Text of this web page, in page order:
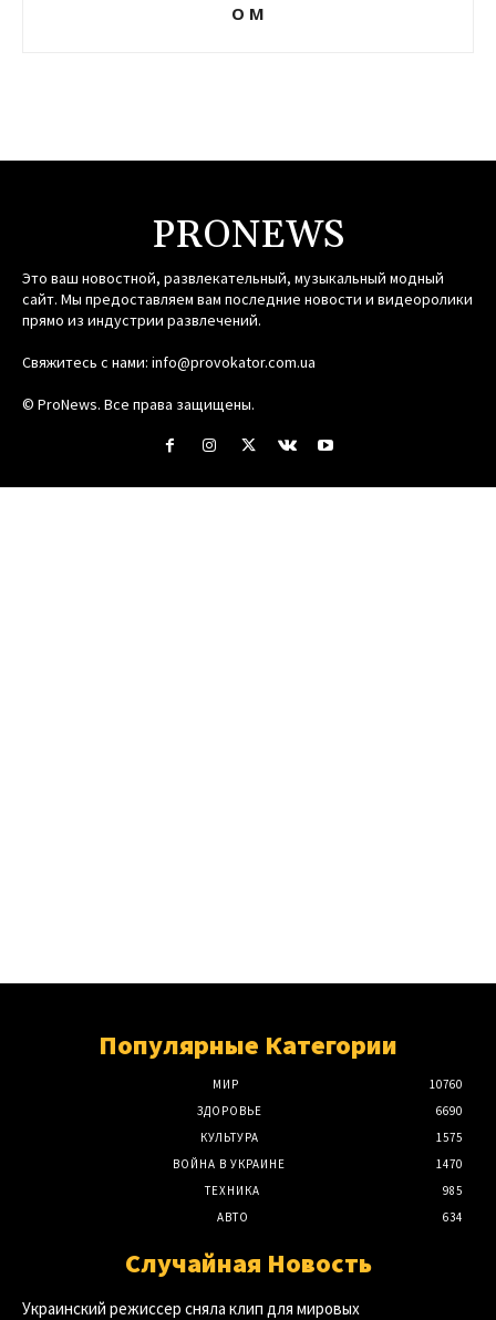
О М
PRONEWS
Это ваш новостной, развлекательный, музыкальный модный
сайт. Мы предоставляем вам последние новости и видеоролики
прямо из индустрии развлечений.
Свяжитесь с нами: info@provokator.com.ua
© ProNews. Все права защищены.
Популярные Категории
МИР
10760
ЗДОРОВЬЕ
6690
КУЛЬТУРА
1575
ВОЙНА В УКРАИНЕ
1470
ТЕХНИКА
985
АВТО
634
Случайная Новость
Украинский режиссер сняла клип для мировых